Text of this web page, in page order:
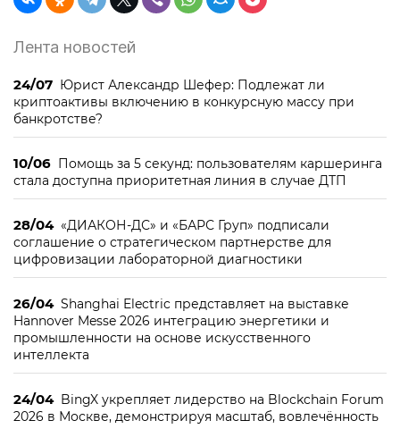
Лента новостей
24/07 Юрист Александр Шефер: Подлежат ли
криптоактивы включению в конкурсную массу при
банкротстве?
10/06 Помощь за 5 секунд: пользователям каршеринга
стала доступна приоритетная линия в случае ДТП
28/04 «ДИАКОН-ДС» и «БАРС Груп» подписали
соглашение о стратегическом партнерстве для
цифровизации лабораторной диагностики
26/04 Shanghai Electric представляет на выставке
Hannover Messe 2026 интеграцию энергетики и
промышленности на основе искусственного
интеллекта
24/04 BingX укрепляет лидерство на Blockchain Forum
2026 в Москве, демонстрируя масштаб, вовлечённость